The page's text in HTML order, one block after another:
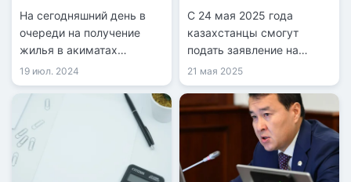
сдано 7,4 млн
На сегодняшний день в
очереди на получение
жилья в акиматах
зарегистрировано более
650 тысяч человек.
19 июл. 2024
С 24 мая 2025 года
казахстанцы смогут
подать заявление на
постановку в очередь на
жилье.
21 мая 2025